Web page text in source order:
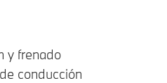
y frenado
conducción